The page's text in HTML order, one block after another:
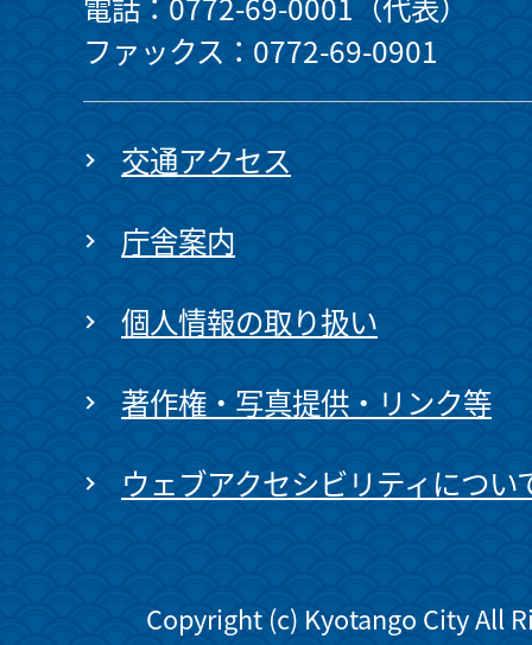
ファックス：0772-69-0901
交通アクセス
庁舎案内
個人情報の取り扱い
著作権・写真提供・リンク等
ウェブアクセシビリティについ
Copyright (c) Kyotango City All